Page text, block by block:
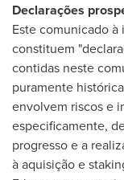
Declarações
Este comunicado
constituem
contidas neste
puramente
envolvem riscos e
especificamente,
progresso e a
à aquisição e